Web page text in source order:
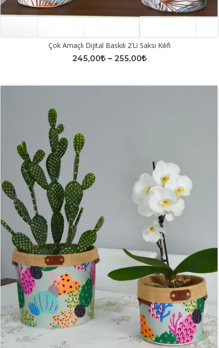
Çok Amaçlı Dijital Baskılı 2’li Saksı Kılıfı
245,00
– 255,00